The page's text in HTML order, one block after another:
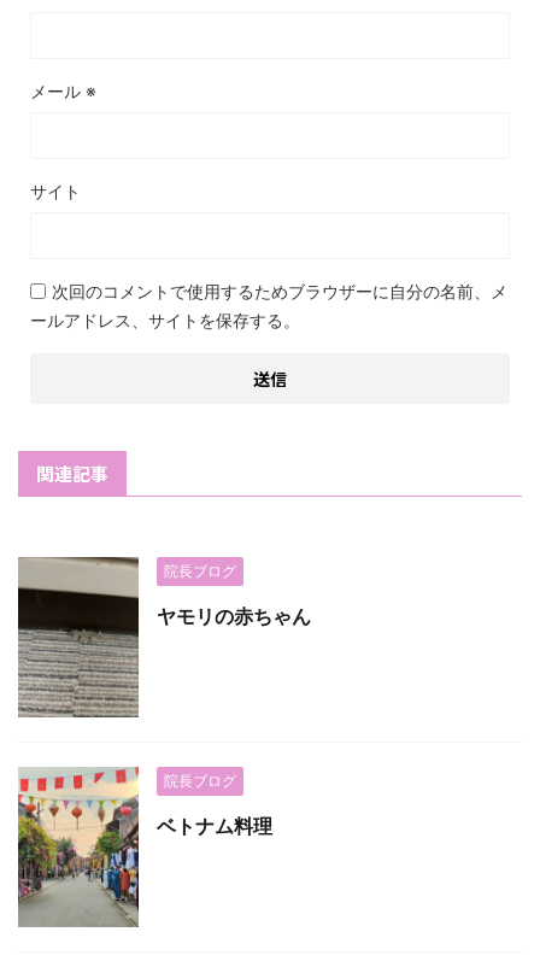
メール ※
サイト
次回のコメントで使用するためブラウザーに自分の名前、メ
ールアドレス、サイトを保存する。
関連記事
院長ブログ
ヤモリの赤ちゃん
院長ブログ
ベトナム料理